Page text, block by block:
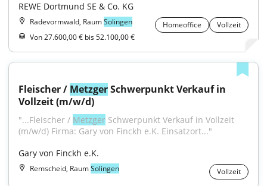
REWE Dortmund SE & Co. KG
Radevormwald, RaumSolingen Homeoffice
Vollzeit
Von 27.600,00 € bis 52.100,00 €
Fleischer / Metzger Schwerpunkt Verkauf in
Vollzeit (m/w/d)
"...Fleischer / Metzger Schwerpunkt Verkauf in Vollzeit
(m/w/d) Firma: Gary von Finckh e.K. Einsatzort..."
Gary von Finckh e.K.
Remscheid, RaumSolingen Vollzeit